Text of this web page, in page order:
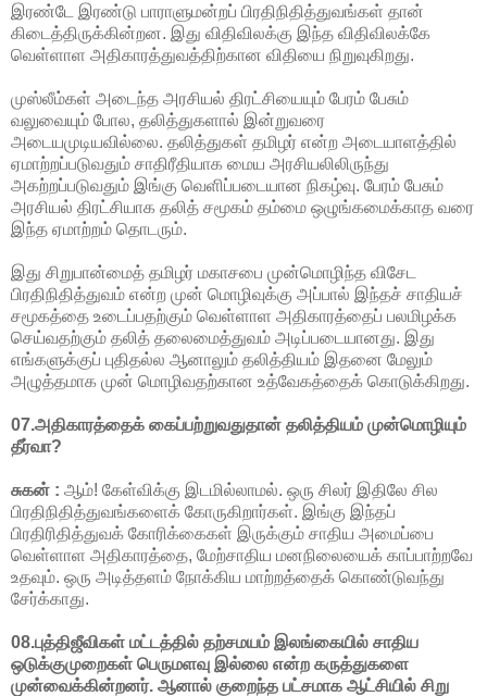
இரண்டே இரண்டு பாராளுமன்றப் பிரதிநிதித்துவங்கள் தான்
கிடைத்திருக்கின்றன. இது விதிவிலக்கு இந்த விதிவிலக்கே
வெள்ளாள அதிகாரத்துவத்திற்கான விதியை நிறுவுகிறது.
முஸ்லீம்கள் அடைந்த அரசியல் திரட்சியையும் பேரம் பேசும்
வலுவையும் போல, தலித்துகளால் இன்றுவரை
அடையமுடியவில்லை. தலித்துகள் தமிழர் என்ற அடையாளத்தில்
ஏமாற்றப்படுவதும் சாதிரீதியாக மைய அரசியலிலிருந்து
அகற்றப்படுவதும் இங்கு வெளிப்படையான நிகழ்வு. பேரம் பேசும்
அரசியல் திரட்சியாக தலித் சமூகம் தம்மை ஒழுங்கமைக்காத வரை
இந்த ஏமாற்றம் தொடரும்.
இது சிறுபான்மைத் தமிழர் மகாசபை முன்மொழிந்த விசேட
பிரதிநிதித்துவம் என்ற முன் மொழிவுக்கு அப்பால் இந்தச் சாதியச்
சமூகத்தை உடைப்பதற்கும் வெள்ளாள அதிகாரத்தைப் பலமிழக்க
செய்வதற்கும் தலித் தலைமைத்துவம் அடிப்படையானது. இது
எங்களுக்குப் புதிதல்ல ஆனாலும் தலித்தியம் இதனை மேலும்
அழுத்தமாக முன் மொழிவதற்கான உத்வேகத்தைக் கொடுக்கிறது.
07.அதிகாரத்தைக் கைப்பற்றுவதுதான் தலித்தியம் முன்மொழியும்
தீர்வா?
சுகன் : ஆம்! கேள்விக்கு இடமில்லாமல். ஒரு சிலர் இதிலே சில
பிரதிநிதித்துவங்களைக் கோருகிறார்கள். இங்கு இந்தப்
பிரதிரிதித்துவக் கோரிக்கைகள் இருக்கும் சாதிய அமைப்பை
வெள்ளாள அதிகாரத்தை, மேற்சாதிய மனநிலையைக் காப்பாற்றவே
உதவும். ஒரு அடித்தளம் நோக்கிய மாற்றத்தைக் கொண்டுவந்து
சேர்க்காது.
08.புத்திஜீவிகள் மட்டத்தில் தற்சமயம் இலங்கையில் சாதிய
ஒடுக்குமுறைகள் பெருமளவு இல்லை என்ற கருத்துகளை
முன்வைக்கின்றனர். ஆனால் குறைந்த பட்சமாக ஆட்சியில் சிறு